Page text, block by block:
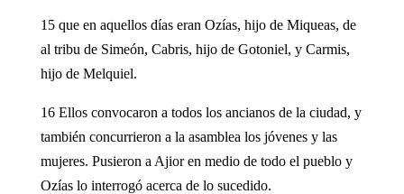
15 que en aquellos días eran Ozías, hijo de Miqueas, de
al tribu de Simeón, Cabris, hijo de Gotoniel, y Carmis,
hijo de Melquiel.
16 Ellos convocaron a todos los ancianos de la ciudad, y
también concurrieron a la asamblea los jóvenes y las
mujeres. Pusieron a Ajior en medio de todo el pueblo y
Ozías lo interrogó acerca de lo sucedido.